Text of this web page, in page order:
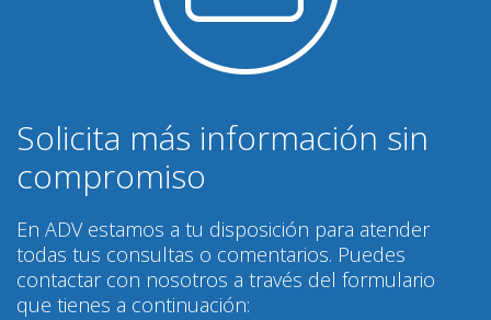
Solicita más información sin
compromiso
En ADV estamos a tu disposición para atender
todas tus consultas o comentarios. Puedes
contactar con nosotros a través del formulario
que tienes a continuación: